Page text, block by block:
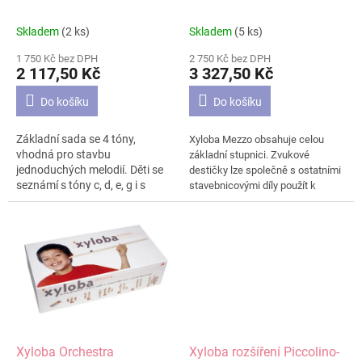
Průměrné
produktu
je
4,9
hvězdiček.
Skladem (2 ks)
1 750 Kč bez DPH
2 117,50 Kč
Do košíku
Základní sada se 4 tóny,
vhodná pro stavbu
jednoduchých melodií. Děti se
seznámí s tóny c, d, e, g i s
rytmem - jsou zde dvě délky
možné rozšířit doplňujícími
sadami (na Mezzo, či
Orchestru), nebo dokoupením
jednotlivých dílů podle Vašich
potřeb. Přesný obsah sady si
prohlédněte na druhém
Průměrné
produktu
je
4,1
hvězdiček.
Skladem (5 ks)
2 750 Kč bez DPH
3 327,50 Kč
Do košíku
Xyloba Mezzo obsahuje celou
základní stupnici. Zvukové
destičky lze společně s ostatními
stavebnicovými díly použít k
sestavení kuličkové dráhy hrající
Xyloba Orchestra Xyloba rozšíření Piccolino-